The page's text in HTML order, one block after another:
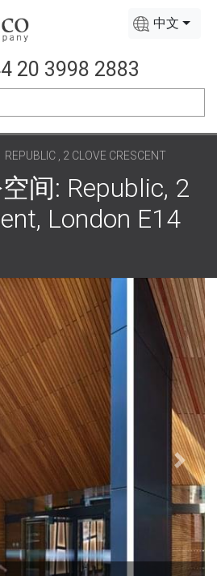
中文
20 3998 2883
REPUBLIC , 2 CLOVE CRESCENT
间: Republic, 2
London E14